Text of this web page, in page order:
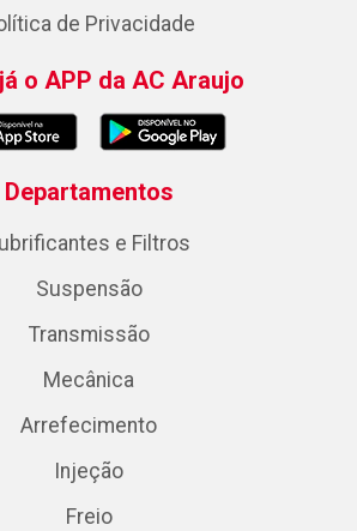
de Privacidade
o APP da AC Araujo
Departamentos
e Filtros
Suspensão
Transmissão
Mecânica
Arrefecimento
Injeção
Freio